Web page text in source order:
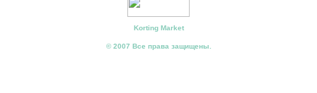
Korting Market
© 2007 Все права защищены.